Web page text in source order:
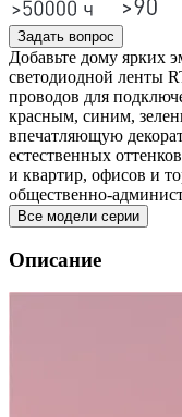
Задать вопрос
Добавьте дому ярких
светодиодной ленты
проводов для
красным, синим,
впечатляющую
естественных
и квартир, офисов и
общественно-
Все модели серии
Описание